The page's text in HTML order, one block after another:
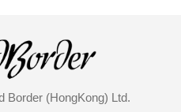
Border (HongKong) Ltd.